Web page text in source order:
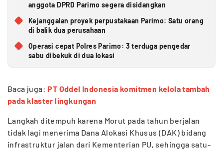
anggota DPRD Parimo segera disidangkan
Kejanggalan proyek perpustakaan Parimo: Satu orang
di balik dua perusahaan
Operasi cepat Polres Parimo: 3 terduga pengedar
sabu dibekuk di dua lokasi
Baca juga: PT Oddel Indonesia komitmen kelola tambah
pada klaster lingkungan
Langkah ditempuh karena Morut pada tahun berjalan
tidak lagi menerima Dana Alokasi Khusus (DAK) bidang
infrastruktur jalan dari Kementerian PU, sehingga satu-